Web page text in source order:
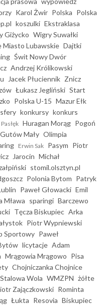
Karol Żwir Polska Polska
koszulki Ekstraklasa
Giżycko Wigry Suwałki
Miasto Lubawskie Dajtki
Świt Nowy Dwór
Andrzej Królikowski
Jacek Płuciennik Znicz
Łukasz Jegliński Start
Polska U-15 Mazur Ełk
konkursy konkurs
Huragan Morąg Pogoń
Gutów Mały Olimpia
Erwin Sak Pasym Piotr
Jarocin Michał
stomil.olsztyn.pl
Polonia Bytom Patryk
Paweł Głowacki Emil
Mława sparingi Barczewo
Tęcza Biskupiec Arka
Piotr Wypniewski
Sportowy Paweł
licytacje Adam
Mrągowia Mrągowo Pisa
Chojniczanka Chojnice
Wola WMZPN żółte
Zajączkowski Rominta
Łukta Resovia Biskupiec